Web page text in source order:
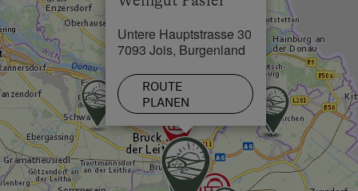
Fahrradverleih
Geführte Wanderungen
Gästeabend
Heimatmuseum
Individuelle Gruppenangebote
Jogging-Routen
Liegewiese
Untere Hauptstrasse 30
7093 Jois, Burgenland
ROUTE
PLANEN